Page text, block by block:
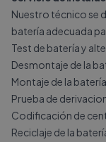
Nuestro técnico se
batería adecuada
Test de batería y
Desmontaje de la
Montaje de la
Prueba de
Codificación de
Reciclaje de la